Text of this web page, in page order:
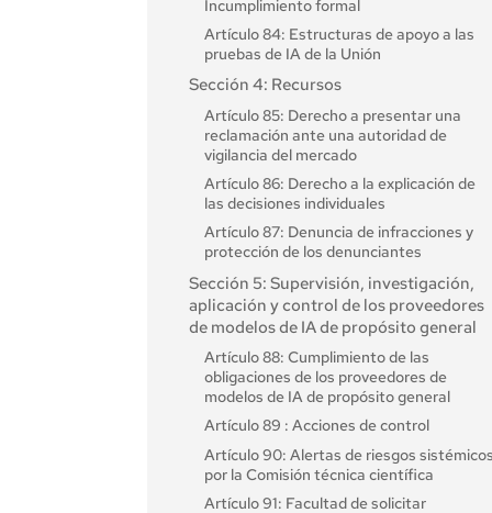
conformidad
Artículo 30. Procedimiento de
notificación Procedimiento de
notificación
Artículo 31: Requisitos relativos a los
organismos notificados
Artículo 32. Presunción de conformidad
Presunción de conformidad con los
requisitos relativos a los organismos
Artículo 33. Filiales de los organismos
notificados y subcontratistas Filiales de
los organismos notificados y
subcontratación
Artículo 34. Obligaciones operativas de
los organismos notificados Obligaciones
operativas de los organismos notificados
Artículo 35: Números de identificación y
listas de organismos notificados
Artículo 36: Modificaciones de las
notificaciones
Artículo 37: Impugnación de la
Incumplimiento formal
Artículo 84: Estructuras de apoyo a las
pruebas de IA de la Unión
Sección 4: Recursos
Artículo 85: Derecho a presentar una
reclamación ante una autoridad de
vigilancia del mercado
Artículo 86: Derecho a la explicación de
las decisiones individuales
Artículo 87: Denuncia de infracciones y
protección de los denunciantes
Sección 5: Supervisión, investigación,
aplicación y control de los proveedores
de modelos de IA de propósito general
Artículo 88: Cumplimiento de las
obligaciones de los proveedores de
modelos de IA de propósito general
Artículo 89 : Acciones de control
Artículo 90: Alertas de riesgos sistémicos
por la Comisión técnica científica
Artículo 91: Facultad de solicitar